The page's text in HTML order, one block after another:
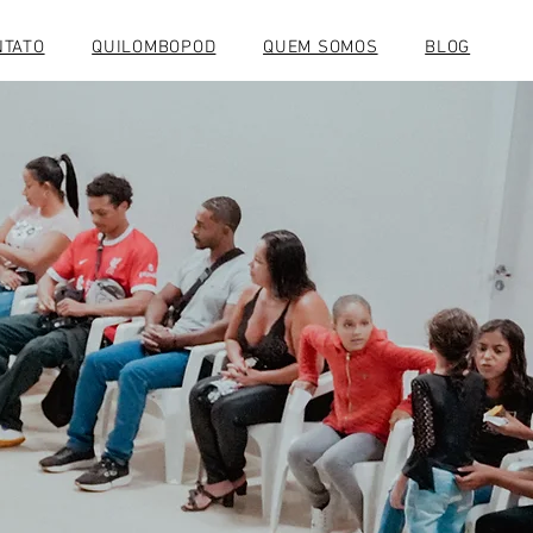
QUILOMBOPOD QUEM SOMOS BLOG